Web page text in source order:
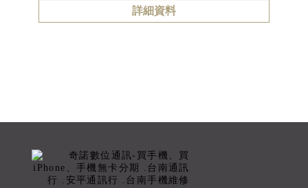
詳細資料